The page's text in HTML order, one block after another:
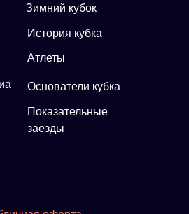
Зимний кубок
История кубка
Атлеты
Основатели кубка
Показательные
заезды